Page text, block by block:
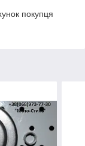
покупця